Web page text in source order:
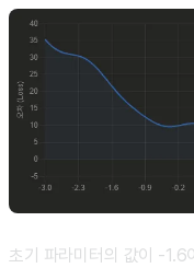
초기 파라미터의 값이 -